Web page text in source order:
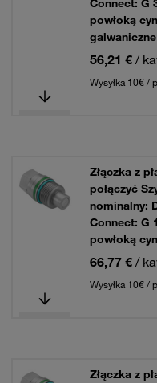
Connect: G
powłoką
galwaniczne
56,21 € /
Wysyłka 10€ /
Złączka z
połączyć
nominalny:
Connect: G
powłoką
66,77 € /
Wysyłka 10€ /
Złączka z